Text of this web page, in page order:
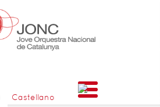
Castellano